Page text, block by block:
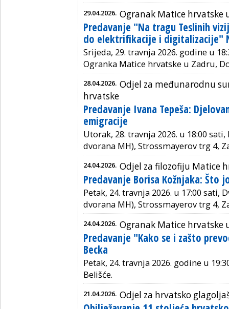
29.04.2026. Ogranak Matice hrvatske
Predavanje "Na tragu Teslinih
do elektrifikacije i digitalizacije"
Srijeda, 29. travnja 2026. godine u
Ogranka Matice hrvatske u Zadru,
28.04.2026. Odjel za međunarodnu
hrvatske
Predavanje Ivana Tepeša:
emigracije
Utorak, 28. travnja 2026. u 18:00
dvorana MH), Strossmayerov trg 4,
24.04.2026. Odjel za filozofiju Matice
Predavanje Borisa Kožnjaka: Što
Petak, 24. travnja 2026. u 17:00 sati,
dvorana MH), Strossmayerov trg 4,
24.04.2026. Ogranak Matice hrvatske
Predavanje "Kako se i zašto
Becka
Petak, 24. travnja 2026. godine u
Belišće.
21.04.2026. Odjel za hrvatsko